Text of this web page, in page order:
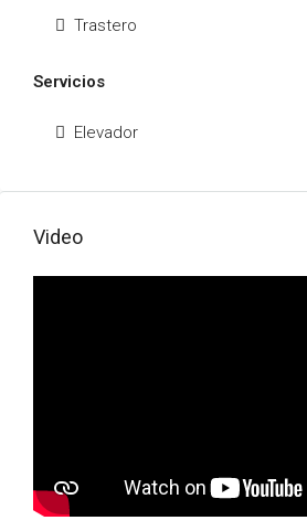
Trastero
Servicios
Elevador
Video